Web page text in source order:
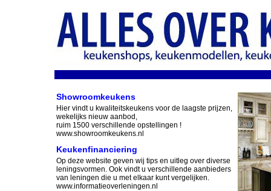
Showroomkeukens
Hier vindt u kwaliteitskeukens voor de laagste prijzen,
wekelijks nieuw aanbod,
ruim 1500 verschillende opstellingen !
www.showroomkeukens.nl
Keukenfinanciering
Op deze website geven wij tips en uitleg over diverse
leningsvormen. Ook vindt u verschillende aanbieders
van leningen die u met elkaar kunt vergelijken.
www.informatieoverleningen.nl